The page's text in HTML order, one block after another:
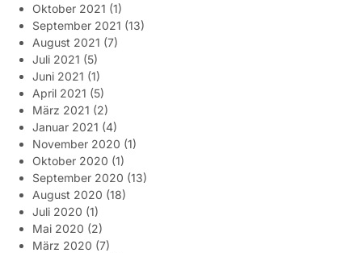
Oktober 2021 (1)
September 2021 (13)
August 2021 (7)
Juli 2021 (5)
Juni 2021 (1)
April 2021 (5)
März 2021 (2)
Januar 2021 (4)
November 2020 (1)
Oktober 2020 (1)
September 2020 (13)
August 2020 (18)
Juli 2020 (1)
Mai 2020 (2)
März 2020 (7)